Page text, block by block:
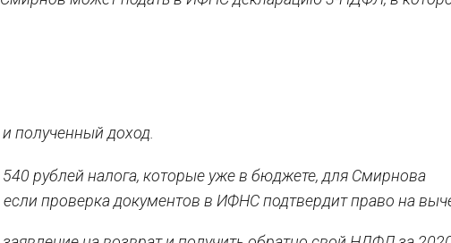
полученный доход.
рублей налога, которые уже в бюджете, для Смирнова
проверка документов в ИФНС подтвердит право на